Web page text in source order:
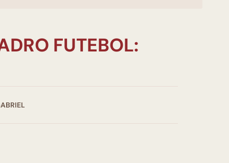
FUTEBOL: